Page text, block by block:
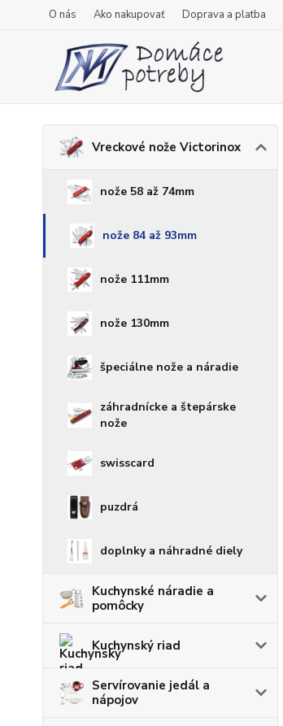
O nás Ako nakupovať Doprava a platba
Vreckové nože Victorinox
nože 58 až 74mm
nože 84 až 93mm
nože 111mm
nože 130mm
špeciálne nože a náradie
záhradnícke a štepárske
nože
swisscard
puzdrá
doplnky a náhradné diely
Kuchynské náradie a
pomôcky
Kuchynský riad
Servírovanie jedál a
nápojov